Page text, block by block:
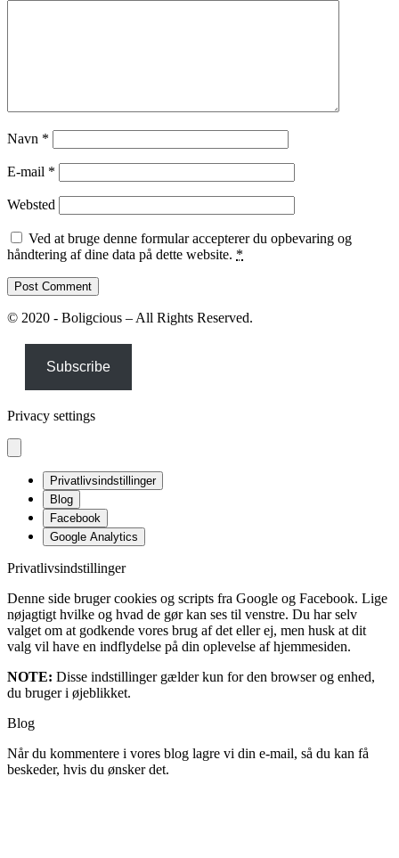
Navn *
E-mail *
Websted
Ved at bruge denne formular accepterer du opbevaring og
håndtering af dine data på dette website. *
© 2020 - Boligcious – All Rights Reserved.
Subscribe
Privacy settings
Privatlivsindstillinger
Blog
Facebook
Google Analytics
Privatlivsindstillinger
Denne side bruger cookies og scripts fra Google og Facebook. Lige
nøjagtigt hvilke og hvad de gør kan ses til venstre. Du har selv
valget om at godkende vores brug af det eller ej, men husk at dit
valg vil have en indflydelse på din oplevelse af hjemmesiden.
NOTE: Disse indstillinger gælder kun for den browser og enhed,
du bruger i øjeblikket.
Blog
Når du kommentere i vores blog lagre vi din e-mail, så du kan få
beskeder, hvis du ønsker det.